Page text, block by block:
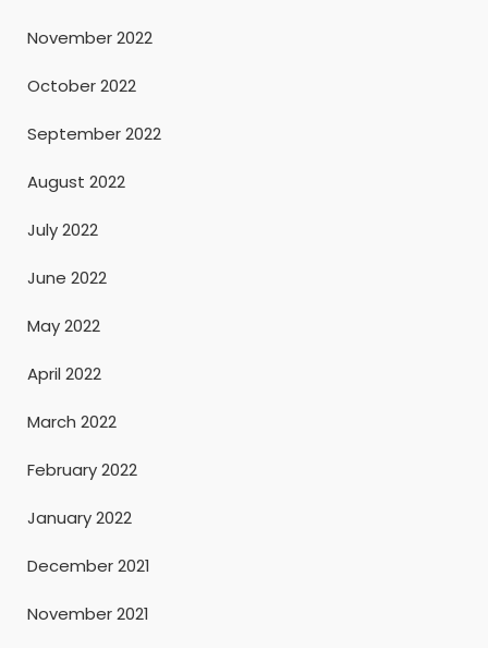
November 2022
October 2022
September 2022
August 2022
July 2022
June 2022
May 2022
April 2022
March 2022
February 2022
January 2022
December 2021
November 2021